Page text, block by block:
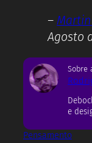
– Martin
Agosto
Sobre
e
Pensamento